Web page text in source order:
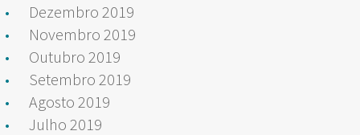
Dezembro 2019
Novembro 2019
Outubro 2019
Setembro 2019
Agosto 2019
Julho 2019